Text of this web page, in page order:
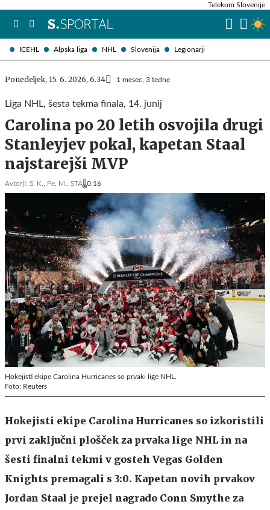
ICEHL Alpska liga NHL Slovenija Legionarji
Telekom Slovenije
Ponedeljek, 15. 6. 2026, 6.34 1 mesec, 3 tedne
Liga NHL, šesta tekma finala, 14. junij
Carolina po 20 letih osvojila drugi
Stanleyjev pokal, kapetan Staal
najstarejši MVP
Avtorji: S. K., Pe. M., STA 0,16
Hokejisti ekipe Carolina Hurricanes so prvaki lige NHL.
Foto: Reuters
Hokejisti ekipe Carolina Hurricanes so izkoristili
prvi zaključni plošček za prvaka lige NHL in na
šesti finalni tekmi v gosteh Vegas Golden
Knights premagali s 3:0. Kapetan novih prvakov
Jordan Staal je prejel nagrado Conn Smythe za